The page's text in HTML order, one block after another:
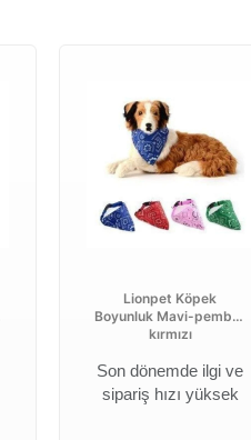
Lionpet Köpek
Boyunluk Mavi-pembe-
kırmızı
Son dönemde ilgi ve
sipariş hızı yüksek